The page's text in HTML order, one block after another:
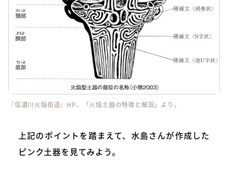
『信濃川火焔街道』HP、「火焔土器の特徴と解説」 より。
上記のポイントを踏まえて、水島さんが作成した
ピンク土器を見てみよう。